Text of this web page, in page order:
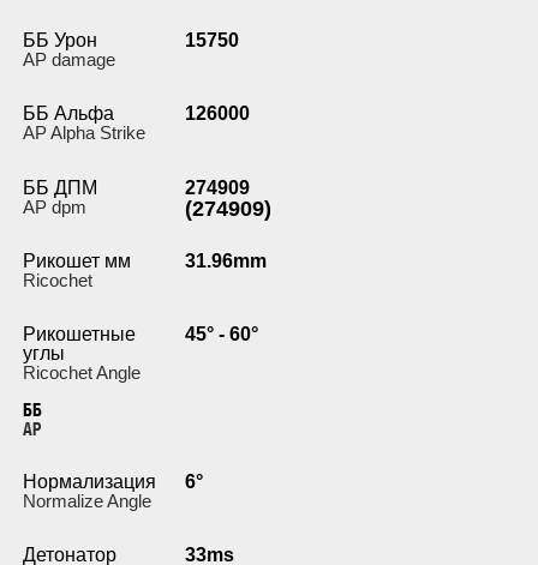
ББ Урон
AP damage
15750
ББ Альфа
AP Alpha Strike
126000
ББ ДПМ
AP dpm
274909
(274909)
Рикошет мм
Ricochet
31.96mm
Рикошетные
углы
Ricochet Angle
45° - 60°
ББ
AP
Нормализация
Normalize Angle
6°
Детонатор
33ms